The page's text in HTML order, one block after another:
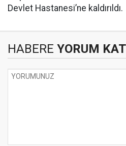
Devlet Hastanesi’ne kaldırıldı.
HABERE YORUM KAT